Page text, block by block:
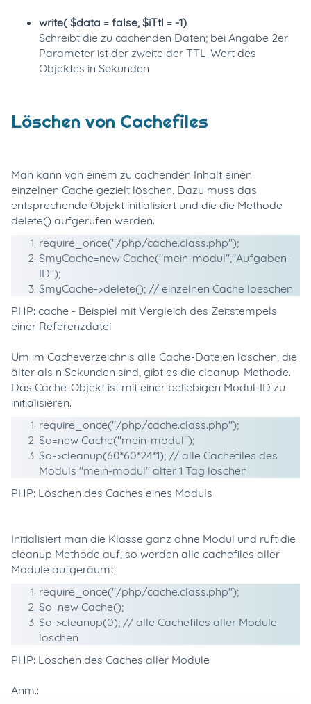
write( $data = false, $iTtl = -1)
Schreibt die zu cachenden Daten; bei Angabe 2er
Parameter ist der zweite der TTL-Wert des
Objektes in Sekunden
Löschen von Cachefiles
Man kann von einem zu cachenden Inhalt einen
einzelnen Cache gezielt löschen. Dazu muss das
entsprechende Objekt initialisiert und die die Methode
delete() aufgerufen werden.
require_once("/php/cache.class.php");
$myCache=new Cache("mein-modul""Aufgaben-
ID");
$myCache->delete(); // einzelnen Cache loeschen
PHP: cache - Beispiel mit Vergleich des Zeitstempels
einer Referenzdatei
Um im Cacheverzeichnis alle Cache-Dateien löschen, die
älter als n Sekunden sind, gibt es die cleanup-Methode.
Das Cache-Objekt ist mit einer beliebigen Modul-ID zu
initialisieren.
require_once("/php/cache.class.php");
$o=new Cache("mein-modul");
$o->cleanup(60*60*24*1); // alle Cachefiles des
Moduls "mein-modul" älter 1 Tag löschen
PHP: Löschen des Caches eines Moduls
Initialisiert man die Klasse ganz ohne Modul und ruft die
cleanup Methode auf, so werden alle cachefiles aller
Module aufgeräumt.
require_once("/php/cache.class.php");
$o=new Cache();
$o->cleanup(0); // alle Cachefiles aller Module
löschen
PHP: Löschen des Caches aller Module
Anm.: